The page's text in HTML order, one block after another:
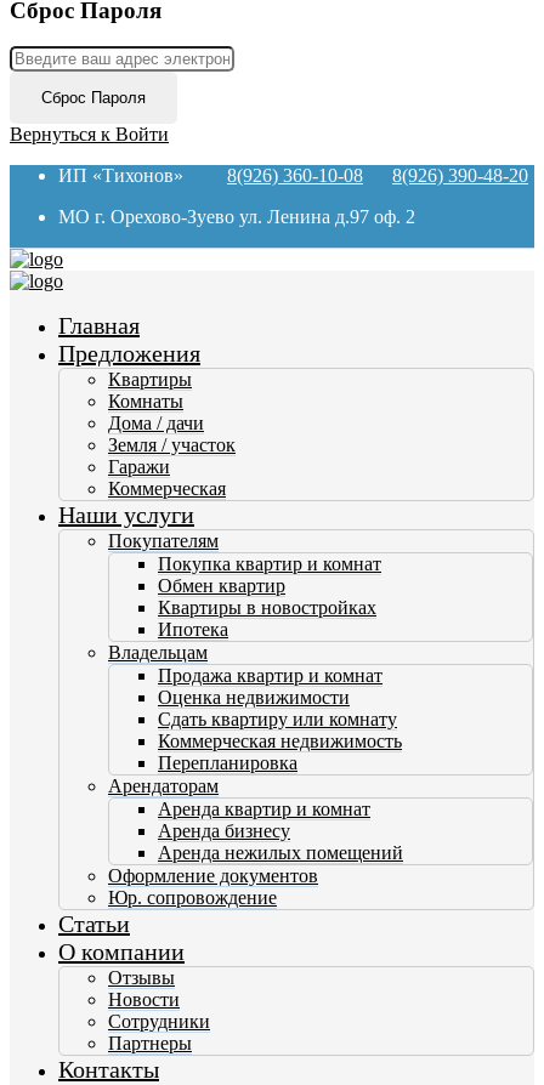
Сброс Пароля
Сброс Пароля
Вернуться к Войти
ИП «Тихонов» 8(926) 360-10-08
8(926) 390-48-20
МО г. Орехово-Зуево ул. Ленина д.97 оф. 2
Главная
Предложения
Квартиры
Комнаты
Дома / дачи
Земля / участок
Гаражи
Коммерческая
Наши услуги
Покупателям
Покупка квартир и комнат
Обмен квартир
Квартиры в новостройках
Ипотека
Владельцам
Продажа квартир и комнат
Оценка недвижимости
Сдать квартиру или комнату
Коммерческая недвижимость
Перепланировка
Арендаторам
Аренда квартир и комнат
Аренда бизнесу
Аренда нежилых помещений
Оформление документов
Юр. сопровождение
Статьи
О компании
Отзывы
Новости
Сотрудники
Партнеры
Контакты